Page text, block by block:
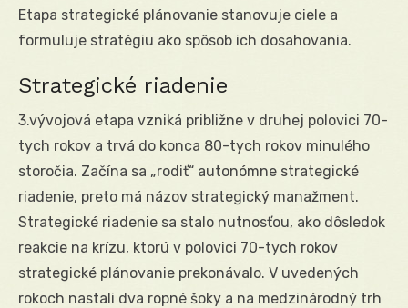
Etapa strategické plánovanie stanovuje ciele a
formuluje stratégiu ako spôsob ich dosahovania.
Strategické riadenie
3.vývojová etapa vzniká približne v druhej polovici 70-
tych rokov a trvá do konca 80-tych rokov minulého
storočia. Začína sa „rodiť“ autonómne strategické
riadenie, preto má názov strategický manažment.
Strategické riadenie sa stalo nutnosťou, ako dôsledok
reakcie na krízu, ktorú v polovici 70-tych rokov
strategické plánovanie prekonávalo. V uvedených
rokoch nastali dva ropné šoky a na medzinárodný trh